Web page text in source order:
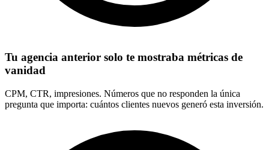
Tu agencia anterior solo te mostraba métricas de
vanidad
CPM, CTR, impresiones. Números que no responden la única
pregunta que importa: cuántos clientes nuevos generó esta inversión.